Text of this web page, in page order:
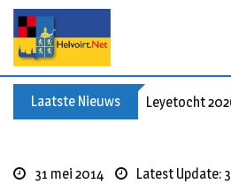
Skip
content
Laatste Nieuws Leyetocht
31 mei 2014 Latest Update: